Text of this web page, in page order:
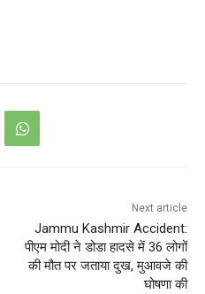
Next article
Jammu Kashmir Accident:
पीएम मोदी ने डोडा हादसे में 36 लोगों
की मौत पर जताया दुख, मुआवजे की
घोषणा की